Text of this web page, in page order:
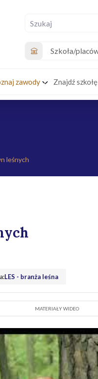
Szkoła/
zawody Znajdź
leśnych
LES - branża leśna
MATERIAŁY WIDEO